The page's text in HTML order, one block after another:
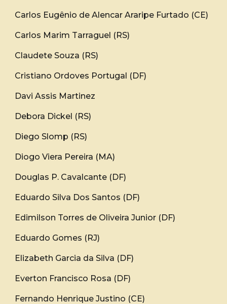
Carlos Eugênio de Alencar Araripe Furtado (CE)
Carlos Marim Tarraguel (RS)
Claudete Souza (RS)
Cristiano Ordoves Portugal (DF)
Davi Assis Martinez
Debora Dickel (RS)
Diego Slomp (RS)
Diogo Viera Pereira (MA)
Douglas P. Cavalcante (DF)
Eduardo Silva Dos Santos (DF)
Edimilson Torres de Oliveira Junior (DF)
Eduardo Gomes (RJ)
Elizabeth Garcia da Silva (DF)
Everton Francisco Rosa (DF)
Fernando Henrique Justino (CE)